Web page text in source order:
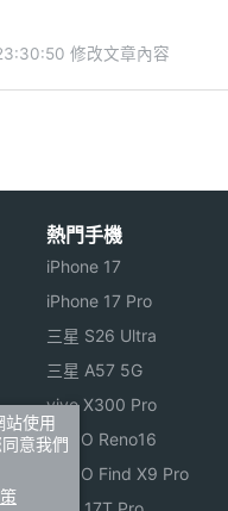
修改文章內容
熱門手機
iPhone 17
iPhone 17 Pro
三星 S26 Ultra
三星 A57 5G
vivo X300 Pro
OPPO Reno16
OPPO Find X9 Pro
站使用
意我們